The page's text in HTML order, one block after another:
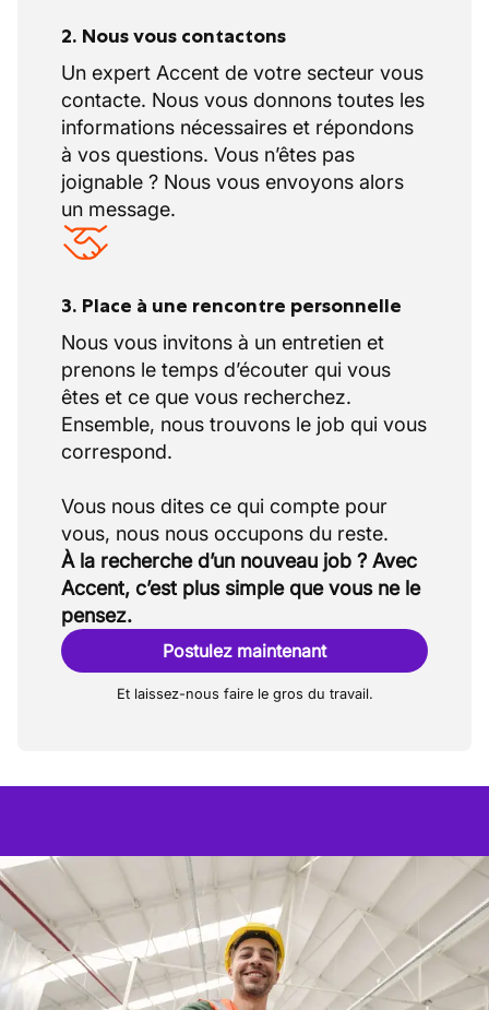
2. Nous vous contactons
Un expert Accent de votre secteur vous
contacte. Nous vous donnons toutes les
informations nécessaires et répondons
à vos questions. Vous n’êtes pas
joignable ? Nous vous envoyons alors
un message.
3. Place à une rencontre personnelle
Nous vous invitons à un entretien et
prenons le temps d’écouter qui vous
êtes et ce que vous recherchez.
Ensemble, nous trouvons le job qui vous
correspond.
Vous nous dites ce qui compte pour
À la recherche d’un nouveau job ? Avec
Accent, c’est plus simple que vous ne le
pensez.
Postulez maintenant
Et laissez-nous faire le gros du travail.